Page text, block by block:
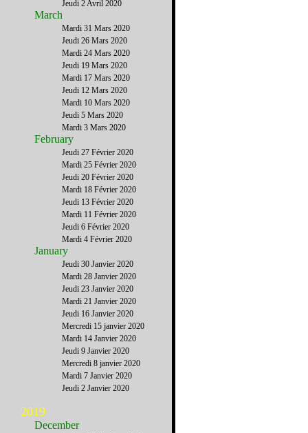
Jeudi 2 Avril 2020
March
Mardi 31 Mars 2020
Jeudi 26 Mars 2020
Mardi 24 Mars 2020
Jeudi 19 Mars 2020
Mardi 17 Mars 2020
Jeudi 12 Mars 2020
Mardi 10 Mars 2020
Jeudi 5 Mars 2020
Mardi 3 Mars 2020
February
Jeudi 27 Février 2020
Mardi 25 Février 2020
Jeudi 20 Février 2020
Mardi 18 Février 2020
Jeudi 13 Février 2020
Mardi 11 Février 2020
Jeudi 6 Février 2020
Mardi 4 Février 2020
January
Jeudi 30 Janvier 2020
Mardi 28 Janvier 2020
Jeudi 23 Janvier 2020
Mardi 21 Janvier 2020
Jeudi 16 Janvier 2020
Mercredi 15 janvier 2020
Mardi 14 Janvier 2020
Jeudi 9 Janvier 2020
Mercredi 8 janvier 2020
Mardi 7 Janvier 2020
Jeudi 2 Janvier 2020
2019
December